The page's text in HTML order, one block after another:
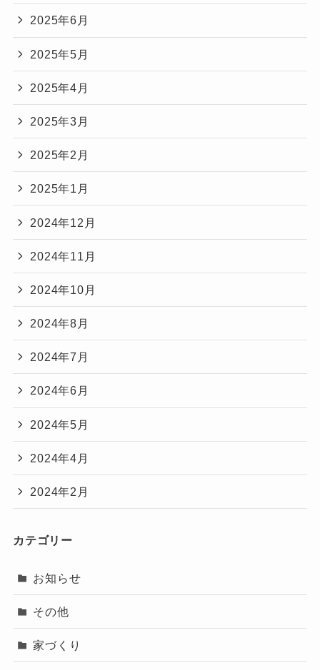
2025年6月
2025年5月
2025年4月
2025年3月
2025年2月
2025年1月
2024年12月
2024年11月
2024年10月
2024年8月
2024年7月
2024年6月
2024年5月
2024年4月
2024年2月
カテゴリー
お知らせ
その他
家づくり